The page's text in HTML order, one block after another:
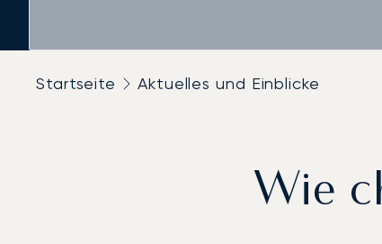
Startseite Aktuelles und Einblicke
Wie